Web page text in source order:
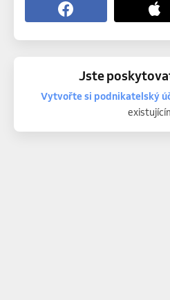
Jste
Vytvořte si podnikatelský